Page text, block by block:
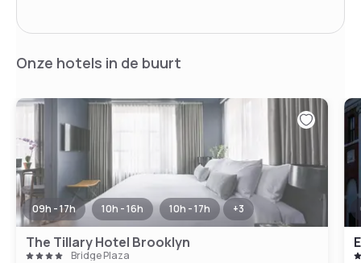
Onze hotels in de buurt
09h - 17h 10h - 16h 10h - 17h +3
The Tillary Hotel Brooklyn
Bridge Plaza